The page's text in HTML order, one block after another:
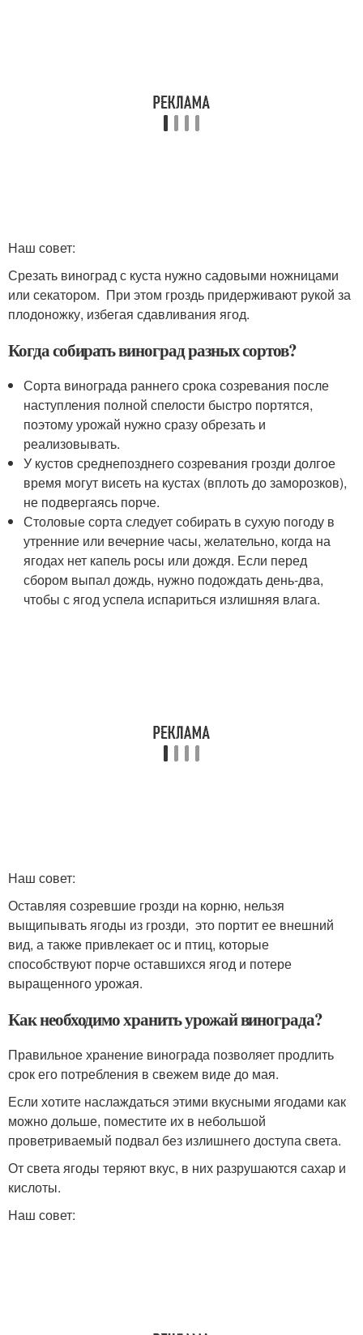
Наш совет:
Срезать виноград с куста нужно садовыми ножницами
или секатором. При этом гроздь придерживают рукой за
плодоножку, избегая сдавливания ягод.
Когда собирать виноград разных сортов?
Сорта винограда раннего срока созревания после
наступления полной спелости быстро портятся,
поэтому урожай нужно сразу обрезать и
реализовывать.
У кустов среднепозднего соз­ревания грозди долгое
время могут висеть на кустах (вплоть до заморозков),
не подвергаясь порче.
Столовые сорта следует собирать в сухую погоду в
утренние или вечерние часы, желательно, когда на
ягодах нет капель росы или дождя. Если перед
сбором выпал дождь, нужно подождать день-два,
чтобы с ягод успела испариться излишняя влага.
Наш совет:
Оставляя созревшие грозди на кор­ню, нельзя
выщипывать ягоды из грозди, это портит ее внешний
вид, а также привлекает ос и птиц, которые
способствуют порче оставшихся ягод и потере
выращенного урожая.
Как необходимо хранить урожай винограда?
Правильное хранение винограда позволяет продлить
срок его потребления в свежем виде до мая.
Если хотите наслаждаться этими вкусными ягодами как
можно дольше, поместите их в небольшой
проветриваемый подвал без излишнего доступа света.
От света ягоды теряют вкус, в них разрушаются сахар и
кислоты.
Наш совет: